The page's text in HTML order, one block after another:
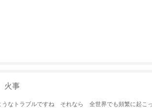
火事
なトラブルですね それなら 全世界でも頻繁に起こ